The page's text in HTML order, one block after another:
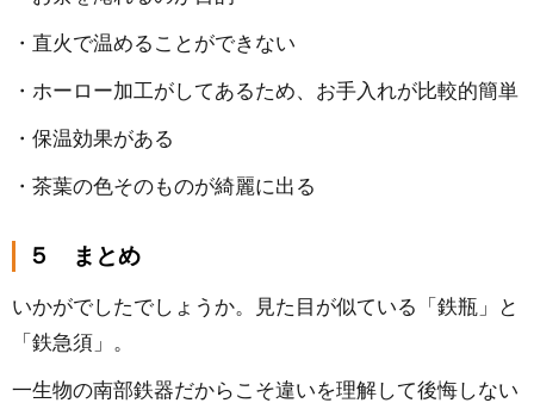
・直火で温めることができない
・ホーロー加工がしてあるため、お手入れが比較的簡単
・保温効果がある
・茶葉の色そのものが綺麗に出る
５ まとめ
いかがでしたでしょうか。見た目が似ている「鉄瓶」と
「鉄急須」。
一生物の南部鉄器だからこそ違いを理解して後悔しない